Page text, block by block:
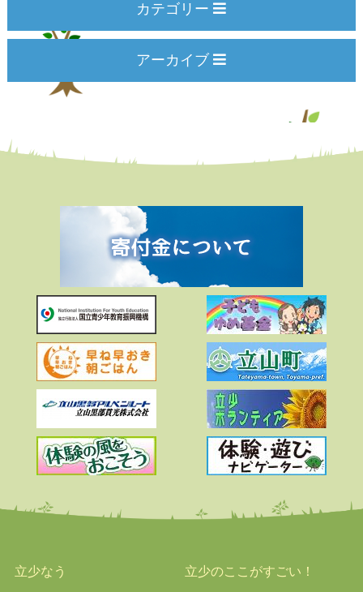
カテゴリー
アーカイブ
立少なう 立少のここがすごい！